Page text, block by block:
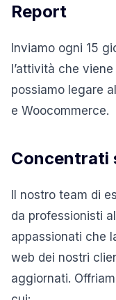
Report
Inviamo ogni 15
l’attività che
possiamo legare
e Woocommerce.
Concentrati
Il nostro team di
da professionisti
appassionati che
web dei nostri
aggiornati.